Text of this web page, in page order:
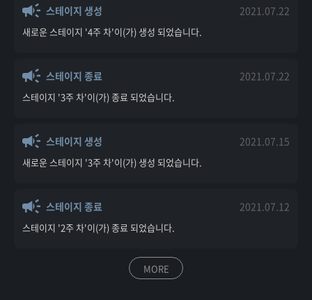
스테이지 생성 2021.07.22
새로운 스테이지 '4주 차'이(가) 생성 되었습니다.
스테이지 종료 2021.07.22
스테이지 '3주 차'이(가) 종료 되었습니다.
스테이지 생성 2021.07.15
새로운 스테이지 '3주 차'이(가) 생성 되었습니다.
스테이지 종료 2021.07.12
스테이지 '2주 차'이(가) 종료 되었습니다.
MORE